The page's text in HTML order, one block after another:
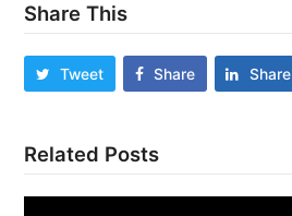
Share This
Tweet Share Share
Related Posts